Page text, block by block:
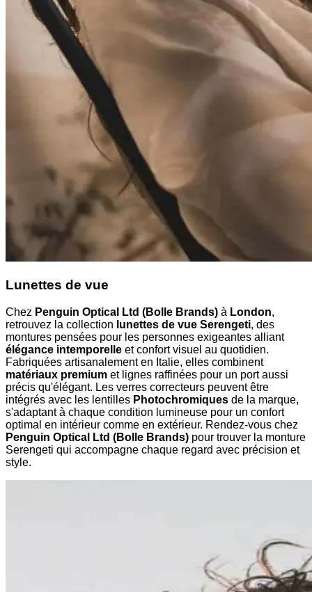
Lunettes de vue
Chez Penguin Optical Ltd (Bolle Brands) à London,
retrouvez la collection lunettes de vue Serengeti, des
montures pensées pour les personnes exigeantes alliant
élégance intemporelle et confort visuel au quotidien.
Fabriquées artisanalement en Italie, elles combinent
matériaux premium et lignes raffinées pour un port aussi
précis qu'élégant. Les verres correcteurs peuvent être
intégrés avec les lentilles Photochromiques de la marque,
s'adaptant à chaque condition lumineuse pour un confort
optimal en intérieur comme en extérieur. Rendez-vous chez
Penguin Optical Ltd (Bolle Brands) pour trouver la monture
Serengeti qui accompagne chaque regard avec précision et
style.